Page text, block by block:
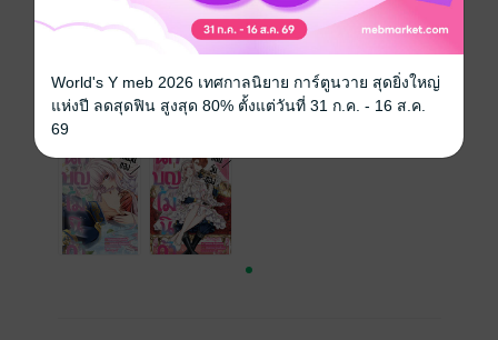
สั่งซื้อโดยตรงกับ สนพ.
เล่มอื่นๆ ในซีรีส์ ดูทั้งหมด
World's Y meb 2026 เทศกาลนิยาย การ์ตูนวาย สุดยิ่งใหญ่
แห่งปี ลดสุดฟิน สูงสุด 80% ตั้งแต่วันที่ 31 ก.ค. - 16 ส.ค.
69